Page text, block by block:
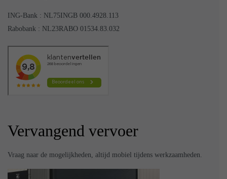
ING-Bank : NL75INGB 000.4928.113
Rabobank : NL23RABO 01534.83.032
Vervangend vervoer
Vraag naar de mogelijkheden, altijd mobiel tijdens werkzaamheden.